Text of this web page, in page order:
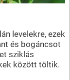
levelekre, ezek
és bogáncsot
sziklás
között töltik.